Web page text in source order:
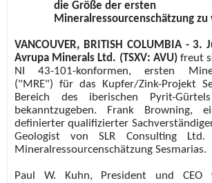
die Größe der ersten
Mineralressourcenschätzung
VANCOUVER, BRITISH COLUMBIA -
Avrupa Minerals Ltd. (TSXV: AVU) freut
NI 43-101-konformen, ersten
("MRE") für das Kupfer/Zink-Projekt
Bereich des iberischen Pyrit-
bekanntzugeben. Frank Browning,
definierter qualifizierter
Geologist von SLR Consulting
Mineralressourcenschätzung Sesmarias.
Paul W. Kuhn, President und CEO